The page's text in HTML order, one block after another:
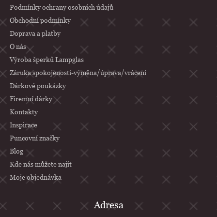
a
í
Podmínky ochrany osobních údajů
Obchodní podmínky
Doprava a platby
O nás
Výroba šperků Lampglas
Záruka spokojenosti-výměna/úprava/vrácení
Dárkové poukázky
Firemní dárky
Kontakty
Inspirace
Puncovní značky
Blog
Kde nás můžete najít
Moje objednávka
Adresa